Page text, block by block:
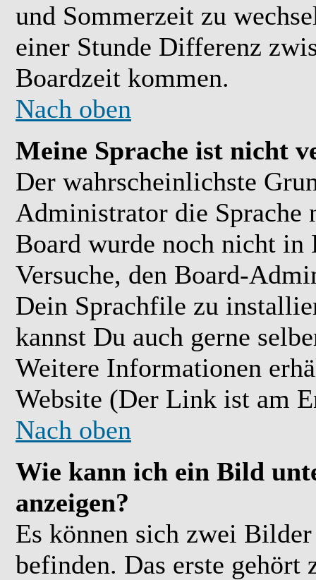
und Sommerzeit zu
einer Stunde Differenz
Boardzeit kommen.
Nach oben
Meine Sprache ist nicht
Der wahrscheinlichste
Administrator die Sprache
Board wurde noch nicht in
Versuche, den Board-
Dein Sprachfile zu
kannst Du auch gerne
Weitere Informationen
Website (Der Link ist am
Nach oben
Wie kann ich ein Bild
anzeigen?
Es können sich zwei
befinden. Das erste gehört